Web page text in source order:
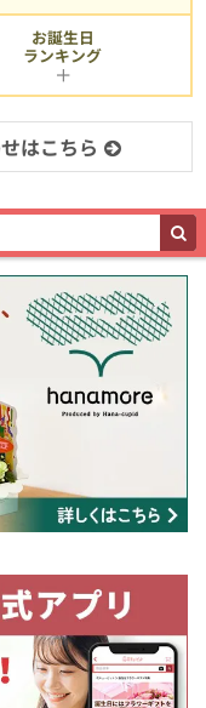
お誕生日
ランキング
はこちら